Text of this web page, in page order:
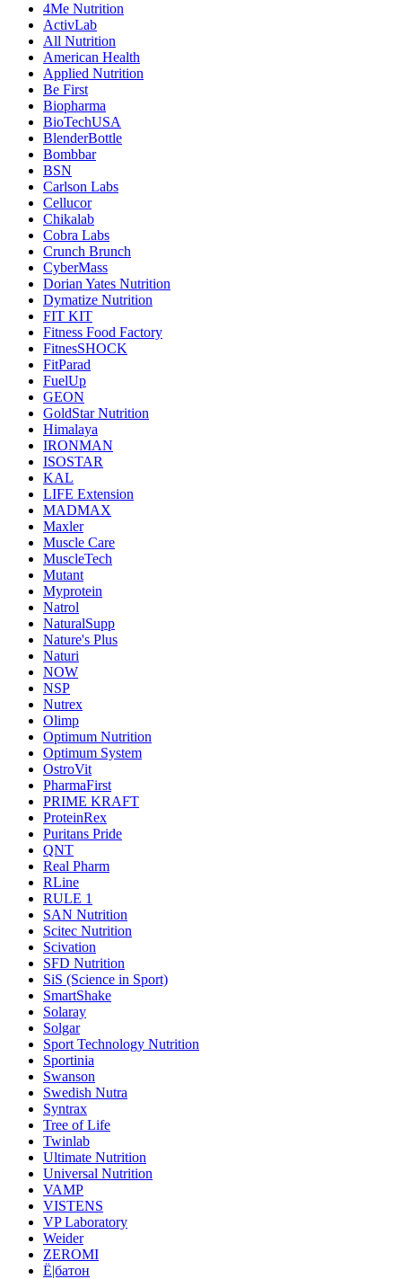
4Me Nutrition
ActivLab
All Nutrition
American Health
Applied Nutrition
Be First
Biopharma
BioTechUSA
BlenderBottle
Bombbar
BSN
Carlson Labs
Cellucor
Chikalab
Cobra Labs
Crunch Brunch
CyberMass
Dorian Yates Nutrition
Dymatize Nutrition
FIT KIT
Fitness Food Factory
FitnesSHOCK
FitParad
FuelUp
GEON
GoldStar Nutrition
Himalaya
IRONMAN
ISOSTAR
KAL
LIFE Extension
MADMAX
Maxler
Muscle Care
MuscleTech
Mutant
Myprotein
Natrol
NaturalSupp
Nature's Plus
Naturi
NOW
NSP
Nutrex
Olimp
Optimum Nutrition
Optimum System
OstroVit
PharmaFirst
PRIME KRAFT
ProteinRex
Puritans Pride
QNT
Real Pharm
RLine
RULE 1
SAN Nutrition
Scitec Nutrition
Scivation
SFD Nutrition
SiS (Science in Sport)
SmartShake
Solaray
Solgar
Sport Technology Nutrition
Sportinia
Swanson
Swedish Nutra
Syntrax
Tree of Life
Twinlab
Ultimate Nutrition
Universal Nutrition
VAMP
VISTENS
VP Laboratory
Weider
ZEROMI
Ё|батон